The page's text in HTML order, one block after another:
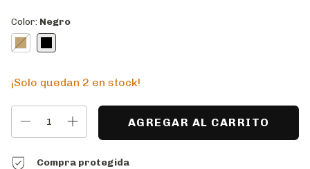
Color: Negro
¡Solo quedan 2 en stock!
Compra protegida